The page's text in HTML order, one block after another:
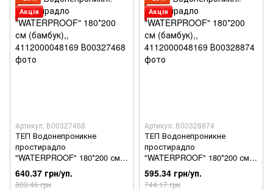
Акція
Артикул: В00327468
ТЕП Водонепроникне
простирадло
"WATERPROOF" 180*200 см
(бамбук),, 4112000048169
640.37 грн/уп.
800.46 грн
Акція
Артикул: В00328874
ТЕП Водонепроникне
простирадло
"WATERPROOF" 180*200 см
(бамбук),, 4112000048169
595.34 грн/уп.
744.17 грн